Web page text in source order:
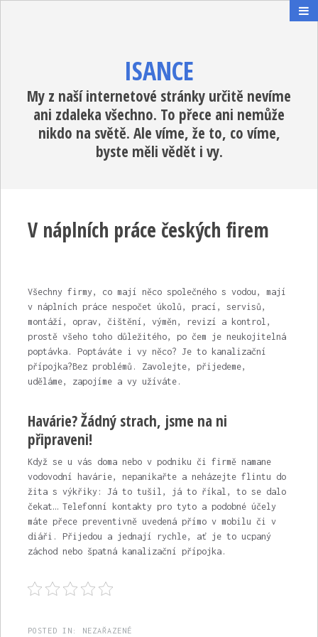
ISANCE
My z naší internetové stránky určitě nevíme
ani zdaleka všechno. To přece ani nemůže
nikdo na světě. Ale víme, že to, co víme,
byste měli vědět i vy.
V náplních práce českých firem
Všechny firmy, co mají něco společného s vodou, mají
v náplních práce nespočet úkolů, prací, servisů,
montáží, oprav, čištění, výměn, revizí a kontrol,
prostě všeho toho důležitého, po čem je neukojitelná
poptávka. Poptáváte i vy něco? Je to kanalizační
přípojka?Bez problémů. Zavolejte, přijedeme,
uděláme, zapojíme a vy užíváte.
Havárie? Žádný strach, jsme na ni
připraveni!
Když se u vás doma nebo v podniku či firmě namane
vodovodní havárie, nepanikařte a neházejte flintu do
žita s výkřiky: Já to tušil, já to říkal, to se dalo
čekat… Telefonní kontakty pro tyto a podobné účely
máte přece preventivně uvedená přímo v mobilu či v
diáři. Přijedou a jednají rychle, ať je to ucpaný
záchod nebo špatná kanalizační přípojka.
POSTED IN: NEZAŘAZENÉ